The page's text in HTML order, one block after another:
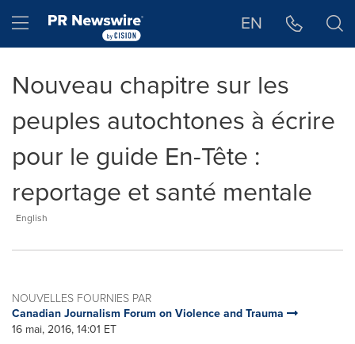
Hamburger menu EN
Nouveau chapitre sur les
peuples autochtones à écrire
pour le guide En-Tête :
reportage et santé mentale
English
NOUVELLES FOURNIES PAR
Canadian Journalism Forum on Violence and Trauma
16 mai, 2016, 14:01 ET